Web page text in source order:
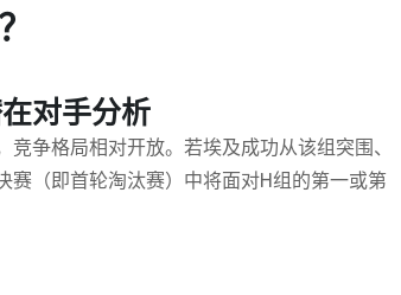
对手分析
争格局相对开放。若埃及成功从该组突围、
（即首轮淘汰赛）中将面对H组的第一或第